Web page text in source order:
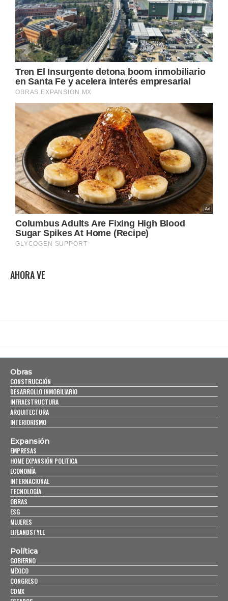
AHORA VE
Obras
CONSTRUCCIÓN
DESARROLLO INMOBILIARIO
INFRAESTRUCTURA
ARQUITECTURA
INTERIORISMO
Expansión
EMPRESAS
HOME EXPANSIÓN POLITICA
ECONOMÍA
INTERNACIONAL
TECNOLOGÍA
OBRAS
ESG
MUJERES
LIFEANDSTYLE
Política
GOBIERNO
MÉXICO
CONGRESO
CDMX